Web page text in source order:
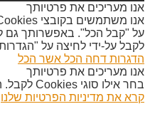
אנו מעריכים את פרטיותך
לקבל על-ידי לחיצה על
הדגרות דחה הכל אשר הכל
אנו מעריכים את פרטיותך
בחר אילו סוגי Cookies לקבל. הבחירה שלך תישמר למשך שנה.
קרא את מדיניות הפרטיות שלנו